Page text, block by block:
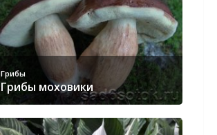
Грибы
Грибы моховики